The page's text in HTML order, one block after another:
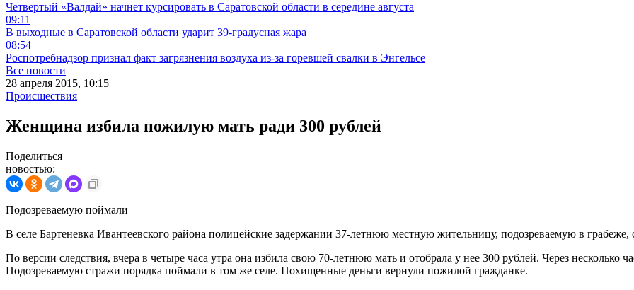
Четвертый «Валдай» начнет курсировать в Саратовской области в середине августа
09:11
В выходные в Саратовской области ударит 39-градусная жара
08:54
Роспотребнадзор признал факт загрязнения воздуха из-за горевшей свалки в Энгельсе
Все новости
28 апреля 2015, 10:15
Происшествия
Женщина избила пожилую мать ради 300 рублей
Поделиться
новостью:
Подозреваемую поймали
В селе Бартеневка Ивантеевского района полицейские задержании 37-летнюю местную жительницу, подозреваемую в
По версии следствия, вчера в четыре часа утра она избила свою 70-летнюю мать и отобрала у нее 300 рублей. Через несколько
Подозреваемую стражи порядка поймали в том же селе. Похищенные деньги вернули пожилой гражданке.